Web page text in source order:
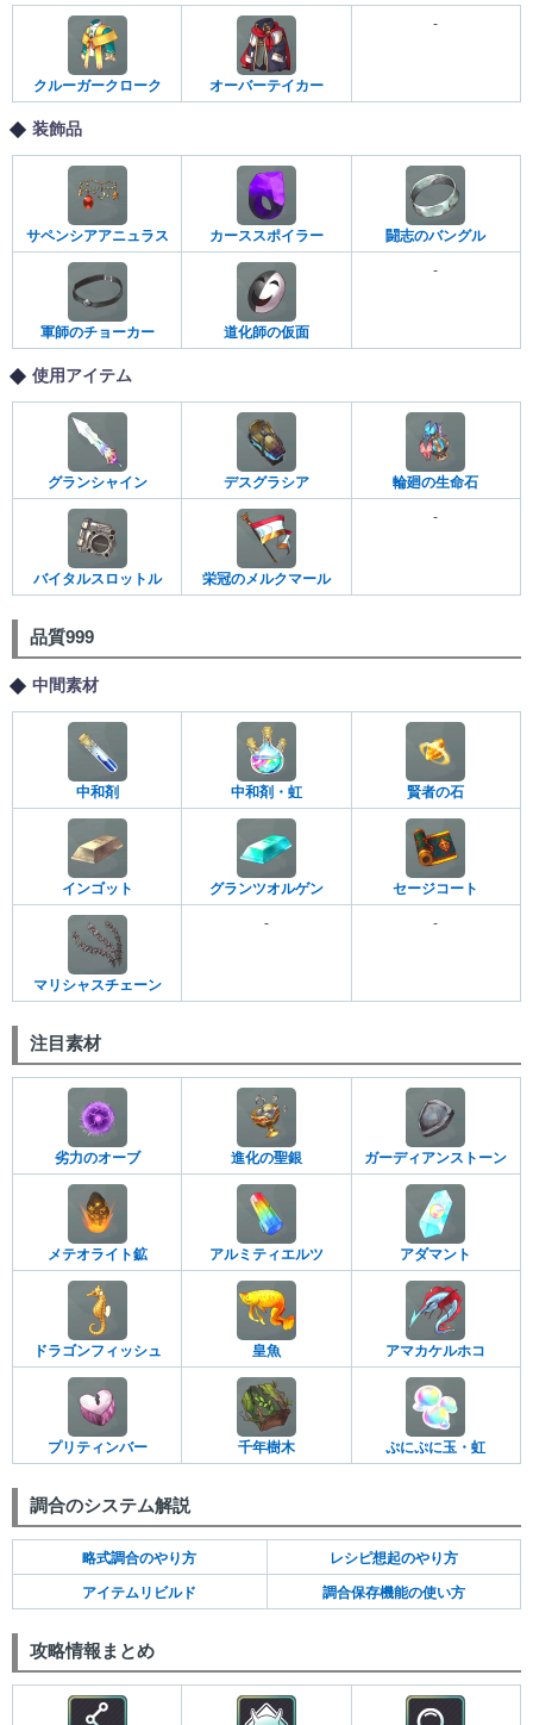
クルーガークローク オーバーテイカー
-
装飾品
サペンシアアニュラス カーススポイラー 闘志のバングル
軍師のチョーカー 道化師の仮面
-
使用アイテム
グランシャイン デスグラシア 輪廻の生命石
バイタルスロットル 栄冠のメルクマール
-
品質999
中間素材
中和剤 中和剤・虹 賢者の石
インゴット グランツオルゲン セージコート
マリシャスチェーン
- -
注目素材
劣力のオーブ 進化の聖銀 ガーディアンストーン
メテオライト鉱 アルミティエルツ アダマント
ドラゴンフィッシュ 皇魚 アマカケルホコ
プリティンバー 千年樹木 ぷにぷに玉・虹
調合のシステム解説
略式調合のやり方 レシピ想起のやり方
アイテムリビルド 調合保存機能の使い方
攻略情報まとめ